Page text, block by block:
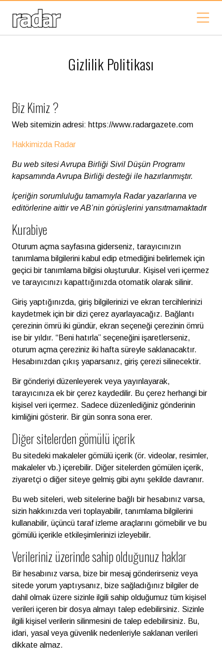
Gizlilik Politikası
Biz Kimiz ?
Web sitemizin adresi: https://www.radargazete.com
Hakkimizda Radar
Bu web sitesi Avrupa Birliği Sivil Düşün Programı
kapsamında Avrupa Birliği desteği ile hazırlanmıştır.
İçeriğin sorumluluğu tamamıyla Radar yazarlarına ve
editörlerine aittir ve AB’nin görüşlerini yansıtmamaktadır
Kurabiye
Oturum açma sayfasına giderseniz, tarayıcınızın
tanımlama bilgilerini kabul edip etmediğini belirlemek için
geçici bir tanımlama bilgisi oluşturulur. Kişisel veri içermez
ve tarayıcınızı kapattığınızda otomatik olarak silinir.
Giriş yaptığınızda, giriş bilgilerinizi ve ekran tercihlerinizi
kaydetmek için bir dizi çerez ayarlayacağız. Bağlantı
çerezinin ömrü iki gündür, ekran seçeneği çerezinin ömrü
ise bir yıldır. “Beni hatırla” seçeneğini işaretlerseniz,
oturum açma çereziniz iki hafta süreyle saklanacaktır.
Hesabınızdan çıkış yaparsanız, giriş çerezi silinecektir.
Bir gönderiyi düzenleyerek veya yayınlayarak,
tarayıcınıza ek bir çerez kaydedilir. Bu çerez herhangi bir
kişisel veri içermez. Sadece düzenlediğiniz gönderinin
kimliğini gösterir. Bir gün sonra sona erer.
Diğer sitelerden gömülü içerik
Bu sitedeki makaleler gömülü içerik (ör. videolar, resimler,
makaleler vb.) içerebilir. Diğer sitelerden gömülen içerik,
ziyaretçi o diğer siteye gelmiş gibi aynı şekilde davranır.
Bu web siteleri, web sitelerine bağlı bir hesabınız varsa,
sizin hakkınızda veri toplayabilir, tanımlama bilgilerini
kullanabilir, üçüncü taraf izleme araçlarını gömebilir ve bu
gömülü içerikle etkileşimlerinizi izleyebilir.
Verileriniz üzerinde sahip olduğunuz haklar
Bir hesabınız varsa, bize bir mesaj gönderirseniz veya
sitede yorum yaptıysanız, bize sağladığınız bilgiler de
dahil olmak üzere sizinle ilgili sahip olduğumuz tüm kişisel
verileri içeren bir dosya almayı talep edebilirsiniz. Sizinle
ilgili kişisel verilerin silinmesini de talep edebilirsiniz. Bu,
idari, yasal veya güvenlik nedenleriyle saklanan verileri
dikkate almaz.